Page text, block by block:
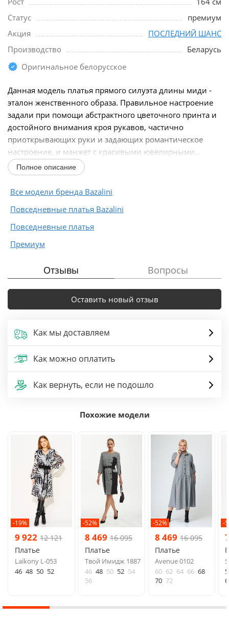
Статус
премиум
Акция
ПОСЛЕДНИЙ ШАНС
Производство
Беларусь
Оригинальное белорусское
Данная модель платья прямого силуэта длины миди -
эталон женственного образа. Правильное настроение
задали при помощи абстрактного цветочного принта и
достойного внимания кроя рукавов, частично
приоткрывающих руки и задающих романтическое
настроение, и манжет с красивыми ювелирными...
Полное описание
Все модели бренда Bazalini
Повседневные платья Bazalini
Повседневные платья
Премиум
Отзывы Вопросы
Оставить новый отзыв
Как мы доставляем
Как можно оплатить
Как вернуть, если не подошло
Похожие модели
-19%
9 922 12 121
Платье
Laikony L-053
46 48 50 52
-52%
8 469 16 095
Платье
Твой Имидж 1887
46 48 50 52 54
56
-52%
8 469 16 095
Платье
Avenue 0102
60 62 64 66 68
70 72
-